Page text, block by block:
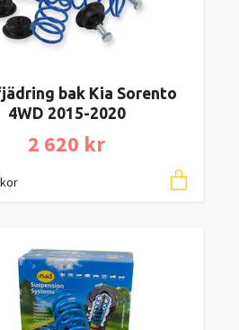
bak Kia Sorento
4WD 2015-2020
2 620 kr